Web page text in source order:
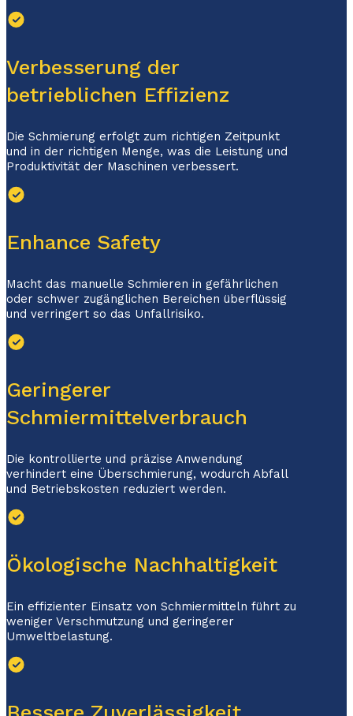
Verbesserung der
betrieblichen Effizienz
Die Schmierung erfolgt zum richtigen Zeitpunkt
und in der richtigen Menge, was die Leistung und
Produktivität der Maschinen verbessert.
Enhance Safety
Macht das manuelle Schmieren in gefährlichen
oder schwer zugänglichen Bereichen überflüssig
und verringert so das Unfallrisiko.
Geringerer
Schmiermittelverbrauch
Die kontrollierte und präzise Anwendung
verhindert eine Überschmierung, wodurch Abfall
und Betriebskosten reduziert werden.
Ökologische Nachhaltigkeit
Ein effizienter Einsatz von Schmiermitteln führt zu
weniger Verschmutzung und geringerer
Umweltbelastung.